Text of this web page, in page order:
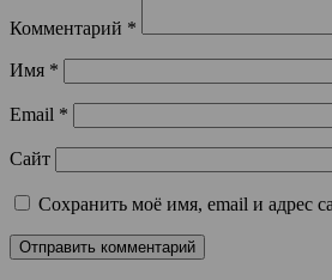
Комментарий *
Имя *
Email *
Сайт
Сохранить моё имя, email и адрес